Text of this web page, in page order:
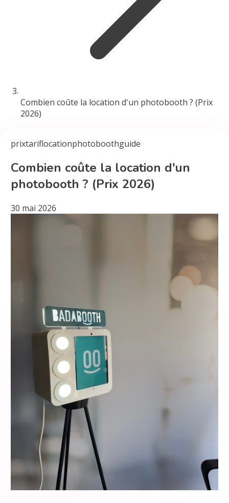
Combien coûte la location d'un photobooth ? (Prix
2026)
prixtariflocationphotoboothguide
Combien coûte la location d'un
photobooth ? (Prix 2026)
30 mai 2026